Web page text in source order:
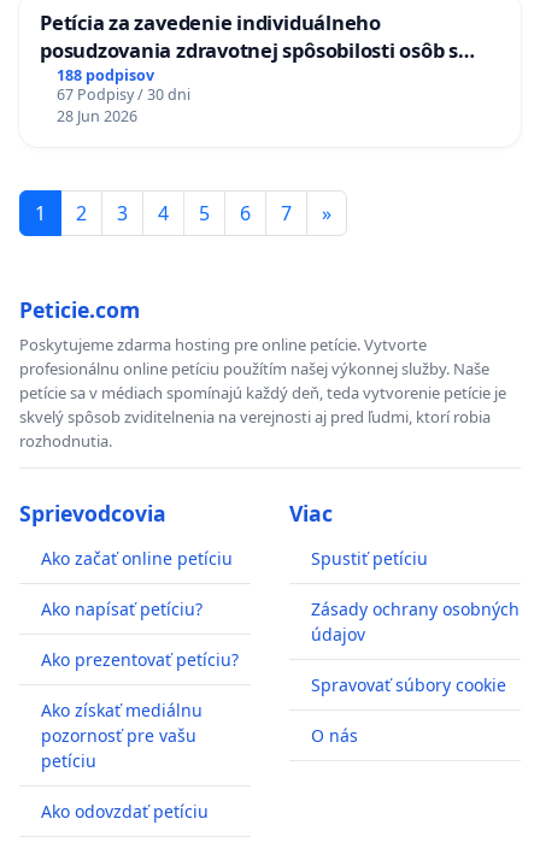
Petícia za zavedenie individuálneho
posudzovania zdravotnej spôsobilosti osôb s
diabetom 1. a 2. typu pri prijímaní do
Policajného zboru SR
188 podpisov
67 Podpisy / 30 dni
28 Jun 2026
1 2 3 4 5 6 7 »
Peticie.com
Poskytujeme zdarma hosting pre online petície. Vytvorte
profesionálnu online petíciu použítím našej výkonnej služby. Naše
petície sa v médiach spomínajú každý deň, teda vytvorenie petície je
skvelý spôsob zviditelnenia na verejnosti aj pred ľudmi, ktorí robia
rozhodnutia.
Sprievodcovia
Ako začať online petíciu
Ako napísať petíciu?
Ako prezentovať petíciu?
Ako získať mediálnu
pozornosť pre vašu
petíciu
Ako odovzdať petíciu
Viac
Spustiť petíciu
Zásady ochrany osobných
údajov
Spravovať súbory cookie
O nás